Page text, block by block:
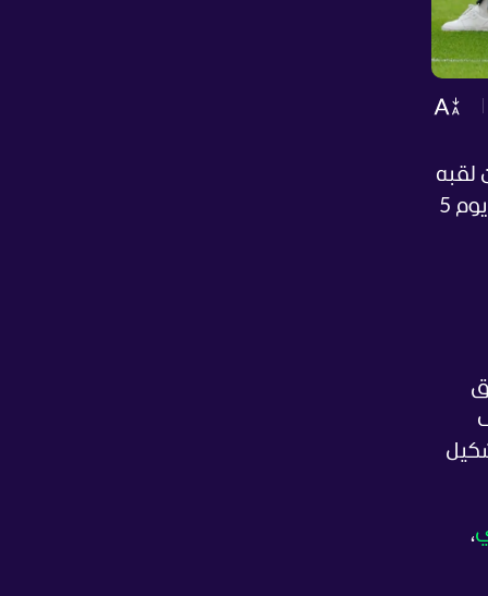
لقبه
كحامل للقب البطولة، حينما يواجه نظيره الصربي على ملعبه ووسط جماهيره، غدا الخميس الموافق يوم 5
،